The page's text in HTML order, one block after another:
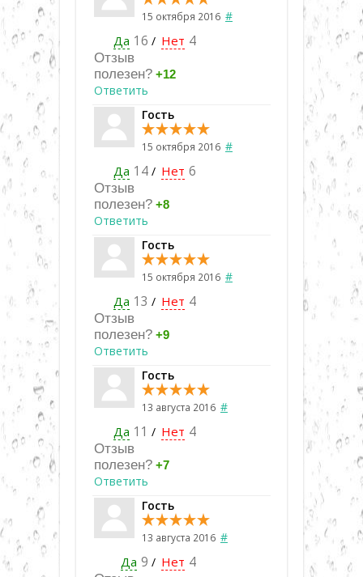
15 октября 2016 #
Да 16 / Нет 4
Отзыв
полезен? +12
Ответить
Гость
15 октября 2016 #
Да 14 / Нет 6
Отзыв
полезен? +8
Ответить
Гость
15 октября 2016 #
Да 13 / Нет 4
Отзыв
полезен? +9
Ответить
Гость
13 августа 2016 #
Да 11 / Нет 4
Отзыв
полезен? +7
Ответить
Гость
13 августа 2016 #
Да 9 / Нет 4